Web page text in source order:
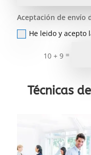
Aceptación de envío
He leido y acepto
10 + 9 =
Técnicas